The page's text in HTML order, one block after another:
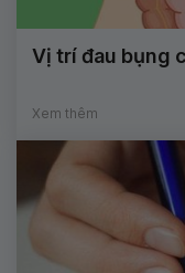
Vị trí đau bụng
Xem thêm